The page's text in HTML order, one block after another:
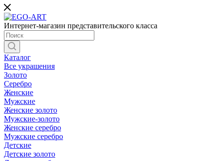
Интернет-магазин представительского класса
Каталог
Все украшения
Золото
Серебро
Женские
Мужские
Женские золото
Мужские-золото
Женские серебро
Мужские серебро
Детские
Детские золото